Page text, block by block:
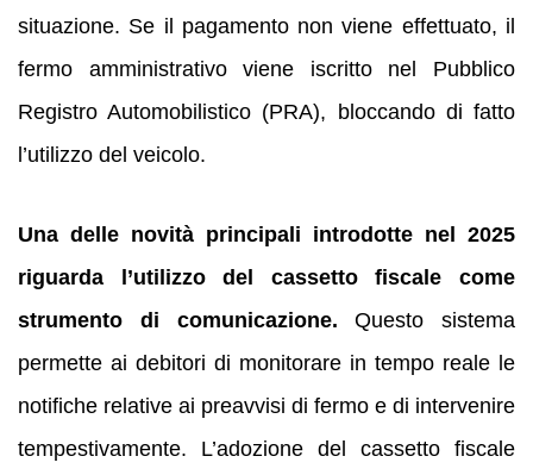
situazione. Se il pagamento non viene effettuato, il
fermo amministrativo viene iscritto nel Pubblico
Registro Automobilistico (PRA), bloccando di fatto
l’utilizzo del veicolo.
Una delle novità principali introdotte nel 2025
riguarda l’utilizzo del cassetto fiscale come
strumento di comunicazione. Questo sistema
permette ai debitori di monitorare in tempo reale le
notifiche relative ai preavvisi di fermo e di intervenire
tempestivamente. L’adozione del cassetto fiscale